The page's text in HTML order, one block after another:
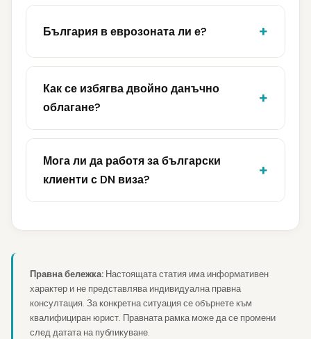
България в еврозоната ли е?
Как се избягва двойно данъчно
облагане?
Мога ли да работя за български
клиенти с DN виза?
Правна бележка: Настоящата статия има информативен
характер и не представлява индивидуална правна
консултация. За конкретна ситуация се обърнете към
квалифициран юрист. Правната рамка може да се промени
след датата на публикуване.